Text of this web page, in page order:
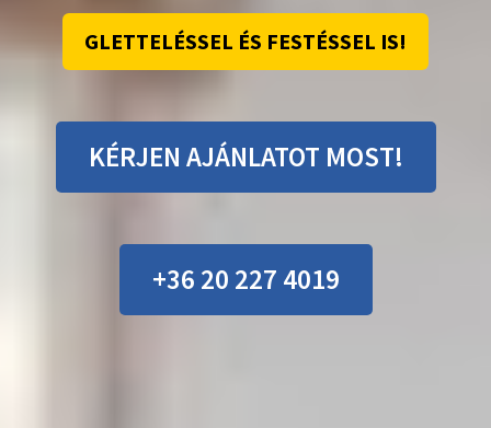
GLETTELÉSSEL ÉS FESTÉSSEL IS!
KÉRJEN AJÁNLATOT MOST!
+36 20 227 4019